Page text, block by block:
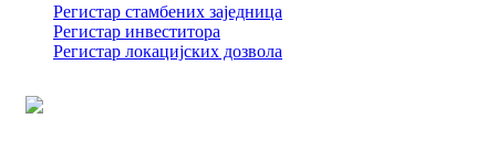
Регистар стамбених заједница
Регистар инвеститора
Регистар локацијских дозвола